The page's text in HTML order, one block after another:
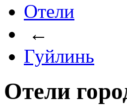
Отели
←
Гуйлинь
Отели